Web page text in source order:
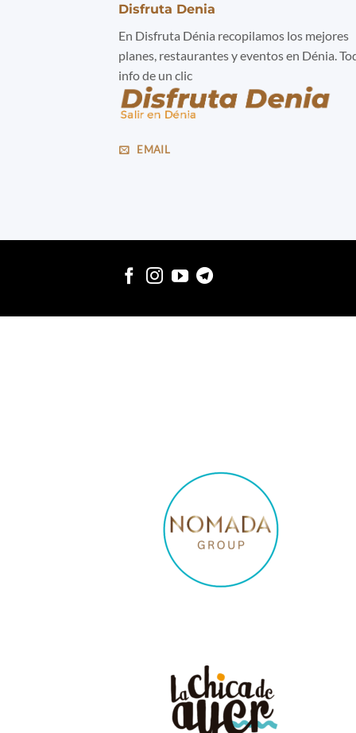
Disfruta Denia
En Disfruta Dénia recopilamos los mejores
planes, restaurantes y eventos en Dénia.
info de un clic
EMAIL